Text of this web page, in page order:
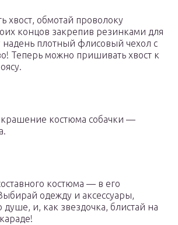
хвост, обмотай проволоку
концов закрепив резинками для
надень плотный флисовый чехол с
Теперь можно пришивать хвост к
костюма собачки —
костюма — в его
одежду и аксессуары,
и, как звездочка, блистай на